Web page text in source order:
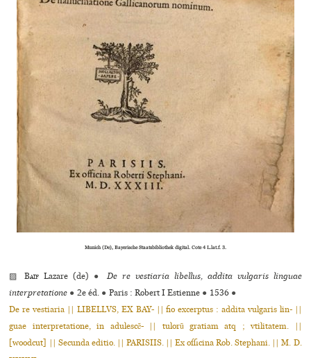
Munich (De), Bayerische Staatsbibliothek digital. Cote 4 L.lat.f. 3.
▨Baïf Lazare (de) ●
De re vestiaria libellus, addita vulgaris linguae
interpretatione ● 2e éd. ● Paris : Robert I Estienne ● 1536 ●
De re vestiaria || LIBELLVS, EX BAY- || fio excerptus : addita vulgaris lin- ||
guae interpretatione, in adulescẽ- || tulorũ gratiam atq ; vtilitatem. ||
[woodcut] || Secunda editio. || PARISIIS. || Ex officina Rob. Stephani. || M. D.